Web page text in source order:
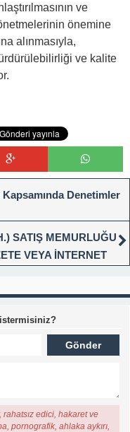
ve
önemine
alınmasıyla,
ve kalite
Denetimler
SATIŞ MEMURLUĞU
VEYA İNTERNET
rahatsız edici, hakaret ve
pornografik, ahlaka aykırı,